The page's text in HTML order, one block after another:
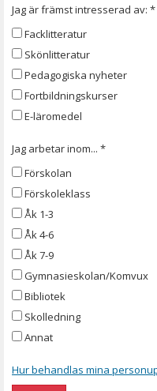
Jag är främst intresserad av: *
Facklitteratur
Skönlitteratur
Pedagogiska nyheter
Fortbildningskurser
E-läromedel
Jag arbetar inom... *
Förskolan
Förskoleklass
Åk 1-3
Åk 4-6
Åk 7-9
Gymnasieskolan/Komvux
Bibliotek
Skolledning
Annat
Hur behandlas mina